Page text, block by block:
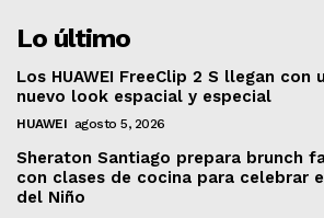
Lo último
Los HUAWEI FreeClip 2 S llegan con
nuevo look espacial y especial
HUAWEI agosto 5, 2026
Sheraton Santiago prepara brunch
con clases de cocina para celebrar
del Niño